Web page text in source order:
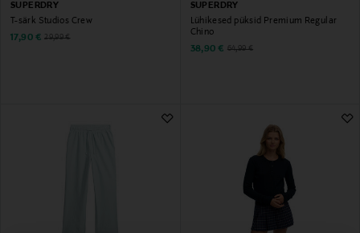
SUPERDRY
T-särk Studios Crew
Discounted Price
17,90 € Original Price
29,99 €
SUPERDRY
Lühikesed püksid Premium Regular
Chino
Discounted Price
38,90 € Original Price
64,99 €